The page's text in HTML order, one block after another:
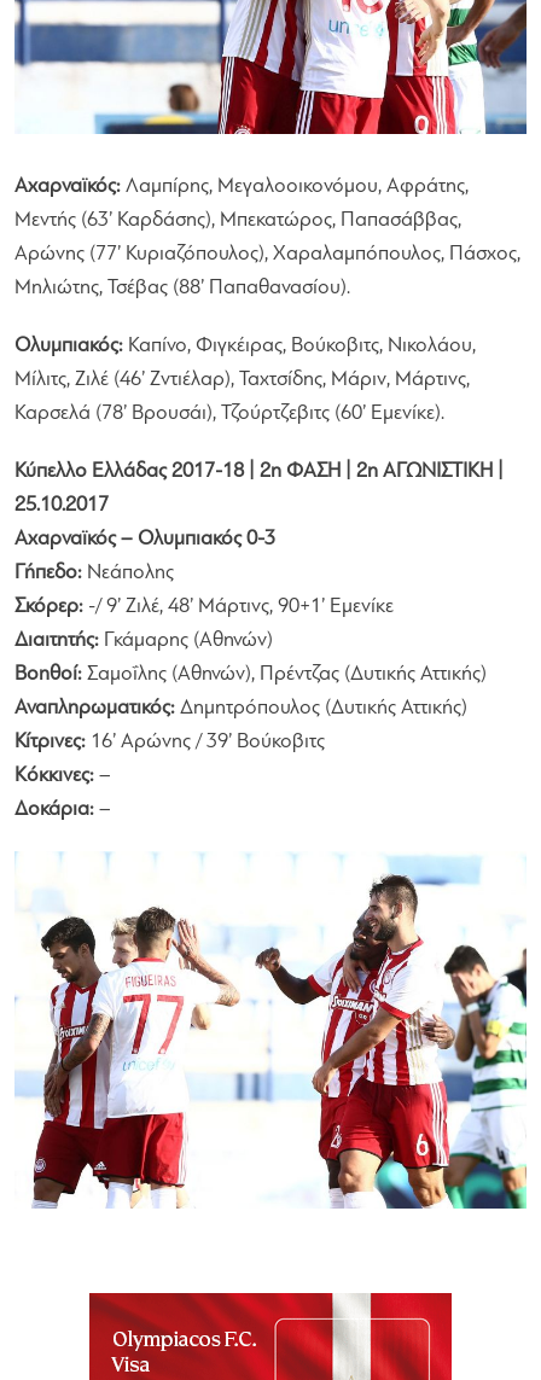
Αχαρναϊκός: Λαμπίρης, Μεγαλοοικονόμου, Αφράτης,
Μεντής (63’ Καρδάσης), Μπεκατώρος, Παπασάββας,
Αρώνης (77’ Κυριαζόπουλος), Χαραλαμπόπουλος, Πάσχος,
Μηλιώτης, Τσέβας (88’ Παπαθανασίου).
Ολυμπιακός: Καπίνο, Φιγκέιρας, Βούκοβιτς, Νικολάου,
Μίλιτς, Ζιλέ (46’ Ζντιέλαρ), Ταχτσίδης, Μάριν, Μάρτινς,
Καρσελά (78’ Βρουσάι), Τζούρτζεβιτς (60’ Εμενίκε).
Κύπελλο Ελλάδας 2017-18 | 2η ΦΑΣΗ | 2η ΑΓΩΝΙΣΤΙΚΗ |
25.10.2017
Αχαρναϊκός – Ολυμπιακός 0-3
Γήπεδο: Νεάπολης
Σκόρερ: -/ 9’ Ζιλέ, 48’ Μάρτινς, 90+1’ Εμενίκε
Διαιτητής:
Γκάμαρης (Αθηνών)
Βοηθοί: Σαμοΐλης (Αθηνών), Πρέντζας (Δυτικής Αττικής)
Αναπληρωματικός: Δημητρόπουλος (Δυτικής Αττικής)
Κίτρινες: 16’ Αρώνης / 39’ Βούκοβιτς
Κόκκινες: –
Δοκάρια: –